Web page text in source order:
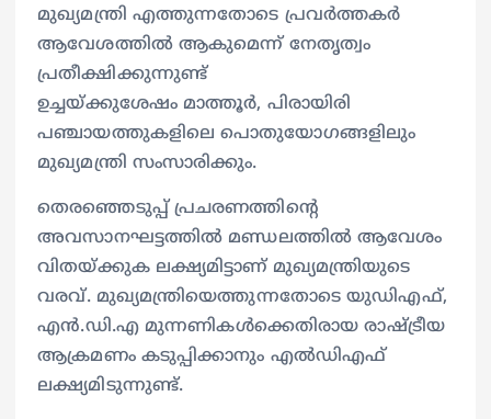
മുഖ്യമന്ത്രി എത്തുന്നതോടെ പ്രവർത്തകർ
ആവേശത്തിൽ ആകുമെന്ന് നേതൃത്വം
പ്രതീക്ഷിക്കുന്നുണ്ട്
ഉച്ചയ്ക്കുശേഷം മാത്തൂർ, പിരായിരി
പഞ്ചായത്തുകളിലെ പൊതുയോഗങ്ങളിലും
മുഖ്യമന്ത്രി സംസാരിക്കും.
തെരഞ്ഞെടുപ്പ് പ്രചരണത്തിന്റെ
അവസാനഘട്ടത്തിൽ മണ്ഡലത്തിൽ ആവേശം
വിതയ്ക്കുക ലക്ഷ്യമിട്ടാണ് മുഖ്യമന്ത്രിയുടെ
വരവ്. മുഖ്യമന്ത്രിയെത്തുന്നതോടെ യുഡിഎഫ്,
എൻ.ഡി.എ മുന്നണികൾക്കെതിരായ രാഷ്ട്രീയ
ആക്രമണം കടുപ്പിക്കാനും എൽഡിഎഫ്
ലക്ഷ്യമിടുന്നുണ്ട്.